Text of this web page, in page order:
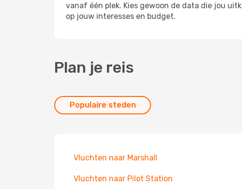
vanaf één plek. Kies gewoon de data die jou
op jouw interesses en budget.
Plan je reis
Populaire steden
Vluchten naar Marshall
Vluchten naar Pilot Station